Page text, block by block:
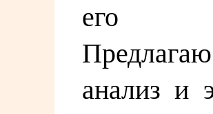
его
анализ и